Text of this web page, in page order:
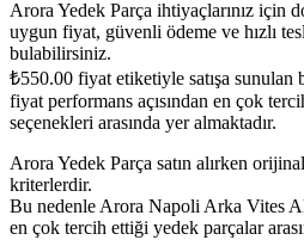
Arora Yedek Parça ihtiyaçlarınız için
uygun fiyat, güvenli ödeme ve hızlı
bulabilirsiniz.
₺550.00 fiyat etiketiyle satışa
fiyat performans açısından en çok
seçenekleri arasında yer almaktadır.
Arora Yedek Parça satın alırken
kriterlerdir.
Bu nedenle Arora Napoli Arka Vites
en çok tercih ettiği yedek parçalar